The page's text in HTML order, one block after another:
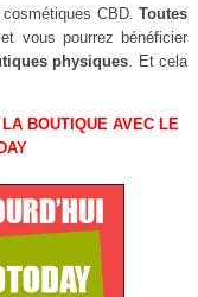
cosmétiques CBD.Toutes
et vous pourrez bénéficier
physiques . Et cela
BOUTIQUE AVEC LE